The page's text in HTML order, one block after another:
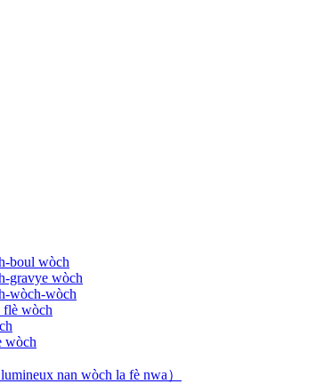
boul wòch
gravye wòch
wòch-wòch
flè wòch
wòch
nan wòch la fè nwa）